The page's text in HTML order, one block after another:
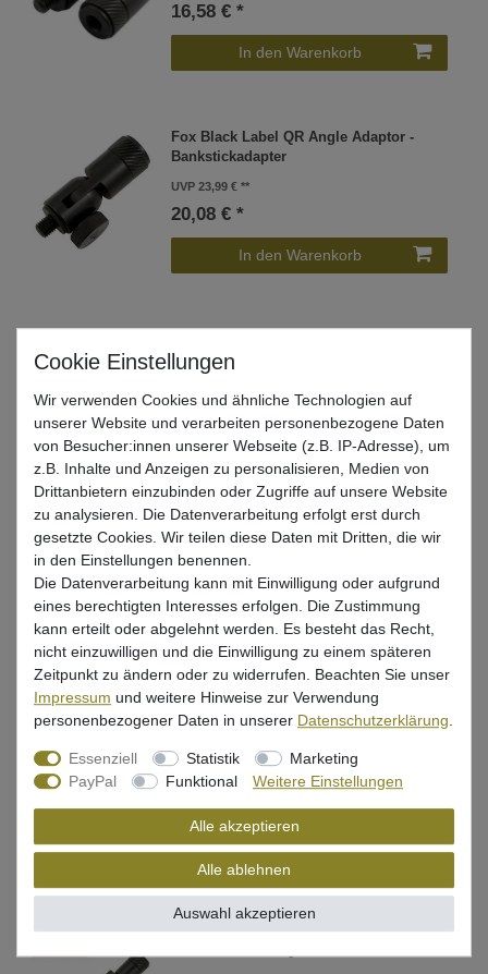
16,58 € *
In den Warenkorb
Fox Black Label QR Angle Adaptor -
Bankstickadapter
UVP 23,99 €
20,08 € *
In den Warenkorb
Stegbefestigung für Banksticks
16,58 € *
In den Warenkorb
Fox Black Label QR Conversion Kit -
Adapter für Buzzer Bars
UVP 9,99 €
8,72 € *
In den Warenkorb
Adapter für Buzzer Bars
8,72 € *
In den Warenkorb
Wir verwenden Cookies und ähnliche Technologien auf
unserer Website und verarbeiten personenbezogene Daten
von Besucher:innen unserer Webseite (z.B. IP-Adresse), um
z.B. Inhalte und Anzeigen zu personalisieren, Medien von
Drittanbietern einzubinden oder Zugriffe auf unsere Website
zu analysieren. Die Datenverarbeitung erfolgt erst durch
gesetzte Cookies. Wir teilen diese Daten mit Dritten, die wir
in den Einstellungen benennen.
Die Datenverarbeitung kann mit Einwilligung oder aufgrund
eines berechtigten Interesses erfolgen. Die Zustimmung
kann erteilt oder abgelehnt werden. Es besteht das Recht,
nicht einzuwilligen und die Einwilligung zu einem späteren
Zeitpunkt zu ändern oder zu widerrufen. Beachten Sie unser
Impressum und weitere Hinweise zur Verwendung
personenbezogener Daten in unserer Daten­schutz­erklärung
Essenziell Statistik
Marketing
PayPal
Funktional Weitere Einstellungen
Alle akzeptieren
Alle ablehnen
Auswahl akzeptieren